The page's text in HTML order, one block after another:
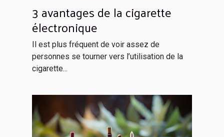
3 avantages de la cigarette
électronique
Il est plus fréquent de voir assez de
personnes se tourner vers l’utilisation de la
cigarette...